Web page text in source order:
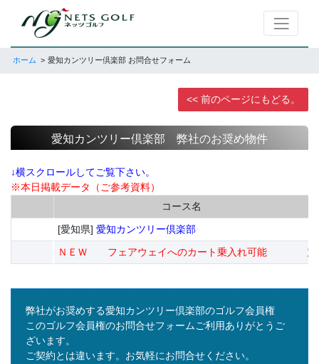
ホーム 愛知カンツリー倶楽部 お問合せフォーム
<< 前のページにもどる。
愛知カンツリー倶楽部 弊社のお奨め物件
↓横スクロールしてご覧下さい。
※本日掲載データ（ご参考資料）
コース名
[愛知県] 愛知カンツリー倶楽部
ＮＥＷ フェアウェイへのカート乗入れ可能 別途
弊社がお奨めする愛知カンツリー倶楽部のゴルフ会員権
このゴルフ会員権のお問合せフォームご利用ありがとうご
ざいます。
ご契約とは違います。お気軽にお問合せください。